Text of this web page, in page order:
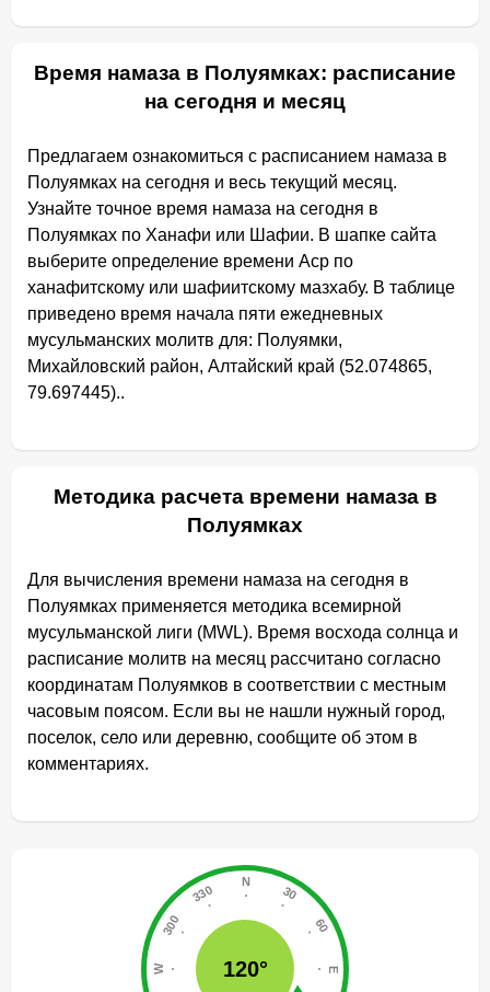
Время намаза в Полуямках: расписание
на сегодня и месяц
Предлагаем ознакомиться с расписанием намаза в
Полуямках на сегодня и весь текущий месяц.
Узнайте точное время намаза на сегодня в
Полуямках по Ханафи или Шафии. В шапке сайта
выберите определение времени Аср по
ханафитскому или шафиитскому мазхабу. В таблице
приведено время начала пяти ежедневных
мусульманских молитв для: Полуямки,
Михайловский район, Алтайский край (52.074865,
79.697445)..
Методика расчета времени намаза в
Полуямках
Для вычисления времени намаза на сегодня в
Полуямках применяется методика всемирной
мусульманской лиги (MWL). Время восхода солнца и
расписание молитв на месяц рассчитано согласно
координатам Полуямков в соответствии с местным
часовым поясом. Если вы не нашли нужный город,
поселок, село или деревню, сообщите об этом в
комментариях.
120°